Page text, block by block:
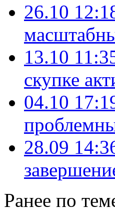
26.10
13.10
скупке
04.10
28.09
Ранее по